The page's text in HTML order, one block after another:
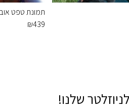
תמונת טפט אובי
₪439
שלנו!